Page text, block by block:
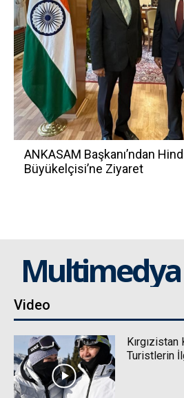
ANKASAM Başkanı’ndan
Büyükelçisi’ne Ziyaret
Multimedya
Video
Turistlerin